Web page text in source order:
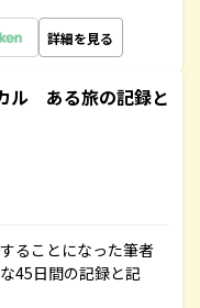
詳細を見る
ル ある旅の記録と
ることになった筆者
45日間の記録と記